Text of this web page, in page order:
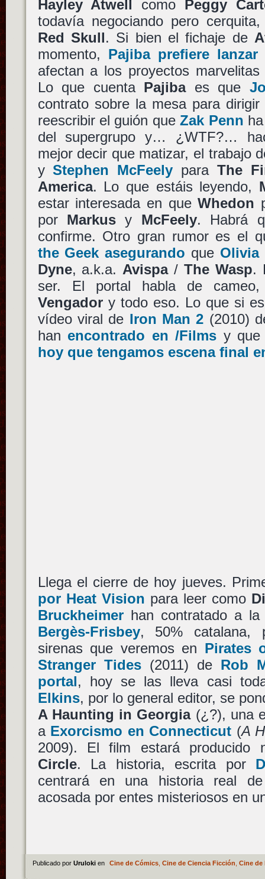
Hayley Atwell como Peggy
todavía negociando pero
Red Skull. Si bien el fichaje de
momento, Pajiba prefiere
afectan a los proyectos
Lo que cuenta Pajibaes que
contrato sobre la mesa para dirigir
reescribir el guión queZak Penn
del supergrupo y… ¿WTF?…
mejor decir que matizar, el trabajo
yStephen McFeely para The
America. Lo que estáis leyendo,
estar interesada en queWhedon
por Markusy McFeely. Habrá
confirme. Otro gran rumor es el
the Geek asegurando que Olivia
Dyne, a.k.a. Avispa/The Wasp.
ser. El portal habla de
Vengadory todo eso. Lo que si
vídeo viral de Iron Man 2 (2010)
han encontrado en /Films y
hoy que tengamos escena final
Llega el cierre de hoy jueves.
por Heat Vision para leer como
Bruckheimerhan contratado a
Bergès-Frisbey, 50% catalana,
sirenas que veremos en Pirates
Stranger Tides(2011) de Rob
portal, hoy se las lleva casi
Elkins, por lo general editor, se
A Haunting in Georgia(¿?), una
a Exorcismo en Connecticut (A
2009). El film estará producido
Circle. La historia, escrita por
centrará en una historia real
acosada por entes misteriosos en
Publicado por Uruloki en Cine de Cómics, Cine de Ciencia Ficción Cine de